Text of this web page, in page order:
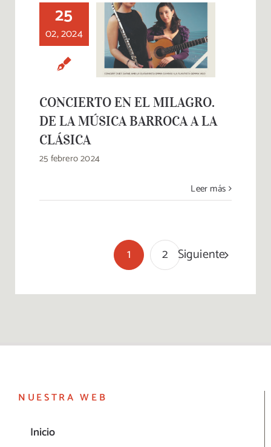
25
02, 2024
CONCIERTO EN EL
MILAGRO. DE LA
MÚSICA BARROCA
A LA CLÁSICA
CONCIERTO EN EL MILAGRO.
DE LA MÚSICA BARROCA A LA
CLÁSICA
25 febrero 2024
Leer más
1 2 Siguiente
NUESTRA WEB
Inicio